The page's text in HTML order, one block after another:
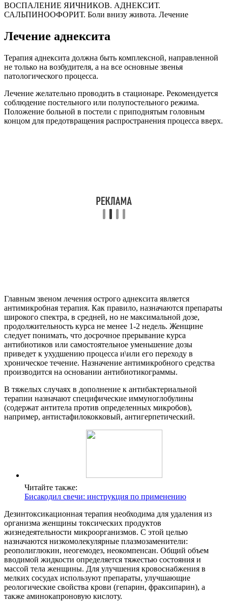
ВОСПАЛЕНИЕ ЯИЧНИКОВ. АДНЕКСИТ.
САЛЬПИНООФОРИТ. Боли внизу живота. Лечение
Лечение аднексита
Терапия аднексита должна быть комплексной, направленной
не только на возбудителя, а на все основные звенья
патологического процесса.
Лечение желательно проводить в стационаре. Рекомендуется
соблюдение постельного или полупостельного режима.
Положение больной в постели с приподнятым головным
концом для предотвращения распространения процесса вверх.
Главным звеном лечения острого аднексита является
антимикробная терапия. Как правило, назначаются препараты
широкого спектра, в средней, но не максимальной дозе,
продолжительность курса не менее 1-2 недель. Женщине
следует понимать, что досрочное прерывание курса
антибиотиков или самостоятельное уменьшение дозы
приведет к ухудшению процесса и\или его переходу в
хроническое течение. Назначение антимикробного средства
производится на основании антибиотикограммы.
В тяжелых случаях в дополнение к антибактериальной
терапии назначают специфические иммуноглобулины
(содержат антитела против определенных микробов),
например, антистафилококковый, антигерпетический.
Читайте также:
Бисакодил свечи: инструкция по применению
Дезинтоксикационная терапия необходима для удаления из
организма женщины токсических продуктов
жизнедеятельности микроорганизмов. С этой целью
назначаются низкомолекулярные плазмозаменители:
реополиглюкин, неогемодез, неокомпенсан. Общий объем
вводимой жидкости определяется тяжестью состояния и
массой тела женщины. Для улучшения кровоснабжения в
мелких сосудах используют препараты, улучшающие
реологические свойства крови (гепарин, фраксипарин), а
также аминокапроновую кислоту.